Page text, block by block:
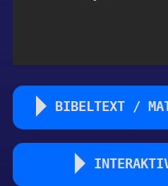
BIBELTEXT /
24 Da sie nun gen
die den Zinsgroschen
euer Meister nicht den